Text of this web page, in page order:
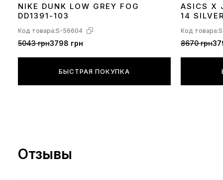
3637 383940 4142 43 44 45
NIKE DUNK LOW GREY FOG
DD1391-103
Код товара:S-56604
5043 грн3798 грн
БЫСТРАЯ ПОКУПКА
36 373839
ASICS X
14
Код товара:
8670 грн
Отзывы